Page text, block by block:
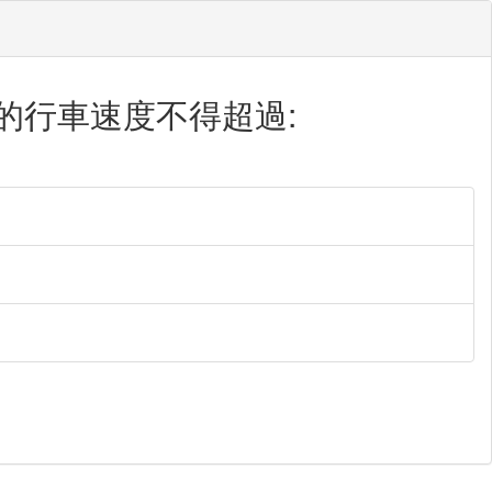
行車速度不得超過: